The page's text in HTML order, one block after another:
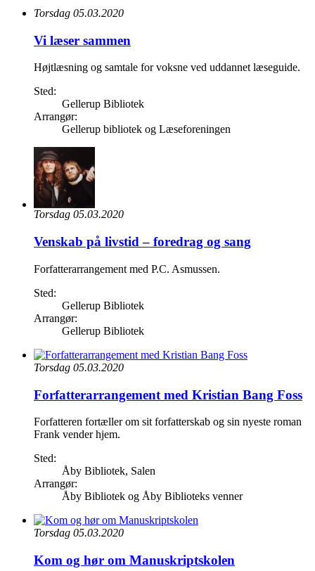
Torsdag 05.03.2020
Vi læser sammen
Højtlæsning og samtale for voksne ved uddannet læseguide.
Sted:
Gellerup Bibliotek
Arrangør:
Gellerup bibliotek og Læseforeningen
Torsdag 05.03.2020
Venskab på livstid – foredrag og sang
Forfatterarrangement med P.C. Asmussen.
Sted:
Gellerup Bibliotek
Arrangør:
Gellerup Bibliotek
Torsdag 05.03.2020
Forfatterarrangement med Kristian Bang Foss
Forfatteren fortæller om sit forfatterskab og sin nyeste roman
Frank vender hjem.
Sted:
Åby Bibliotek, Salen
Arrangør:
Åby Bibliotek og Åby Biblioteks venner
Torsdag 05.03.2020
Kom og hør om Manuskriptskolen